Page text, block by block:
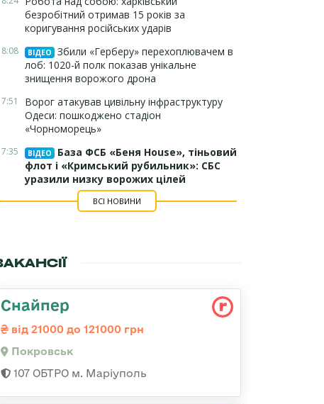
безробітний отримав 15 років за
коригування російських ударів
ВІДЕО
Збили «Герберу» перехоплювачем в
лоб: 1020-й полк показав унікальне
знищення ворожого дрона
Ворог атакував цивільну інфраструктуру
Одеси: пошкоджено стадіон
«Чорноморець»
ВІДЕО
База ФСБ «Беня House», тіньовий
флот і «Кримський рубильник»: СБС
уразили низку ворожих цілей
ВСІ НОВИНИ
Снайпер
від 21000 до 121000 грн
Покровськ
107 ОБТРО м. Маріуполь